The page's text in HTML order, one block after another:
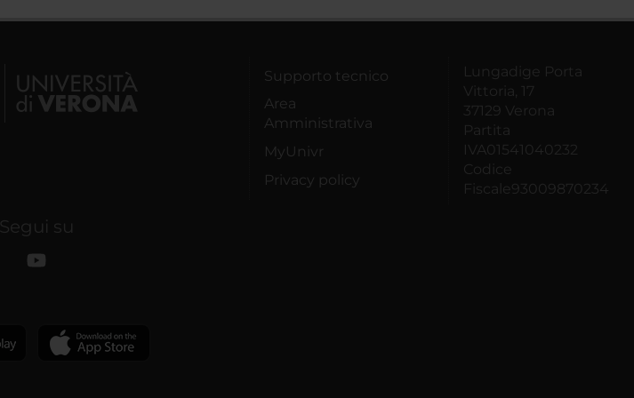
Supporto tecnico
Area
Amministrativa
MyUnivr
Privacy policy
Lungadige Porta
Vittoria, 17
37129 Verona
Partita
IVA01541040232
Codice
Fiscale93009870234
Segui su